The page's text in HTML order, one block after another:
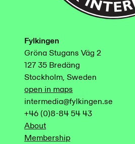
Fylkingen
Gröna Stugans Väg 2
127 35 Bredäng
Stockholm, Sweden
open in maps
intermedia@fylkingen.se
+46 (0)8-84 54 43
About
Membership